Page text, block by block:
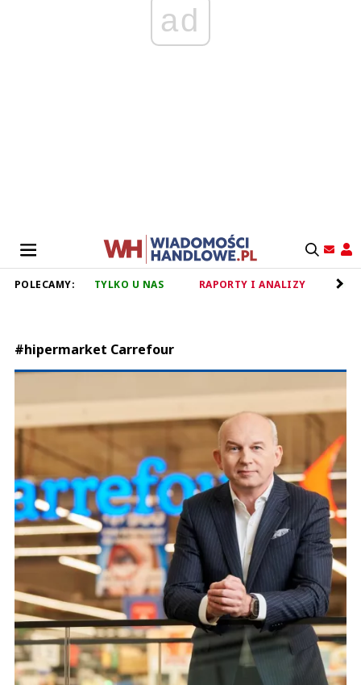
ad
POLECAMY: TYLKO U NAS RAPORTY I ANALIZY
#hipermarket Carrefour